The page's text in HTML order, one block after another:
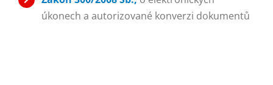
úkonech a autorizované konverzi dokumentů